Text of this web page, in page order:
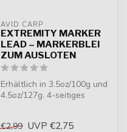
AVID CARP
EXTREMITY MARKER
LEAD – MARKERBLEI
ZUM AUSLOTEN
Erhältlich in 3.5oz/100g und
4.5oz/127g. 4-seitiges
€2,99 UVP €2,75